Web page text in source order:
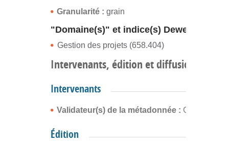
Granularité : grain
"Domaine(s)" et indice(s) Dewey
Gestion des projets (658.404)
Intervenants, édition et diffusion
Intervenants
Validateur(s) de la métadonnée : Gérald
Édition